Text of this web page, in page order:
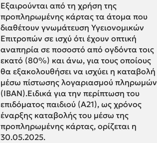
Εξαιρούνται από τη χρήση της
προπληρωμένης κάρτας τα άτομα που
διαθέτουν γνωμάτευση Υγειονομικών
Επιτροπών σε ισχύ ότι έχουν οπτική
αναπηρία σε ποσοστό από ογδόντα τοις
εκατό (80%) και άνω, για τους οποίους
θα εξακολουθήσει να ισχύει η καταβολή
μέσω πίστωσης λογαριασμού πληρωμών
(IBAN).Ειδικά για την περίπτωση του
επιδόματος παιδιού (Α21), ως χρόνος
έναρξης καταβολής του μέσω της
προπληρωμένης κάρτας, ορίζεται η
30.05.2025.